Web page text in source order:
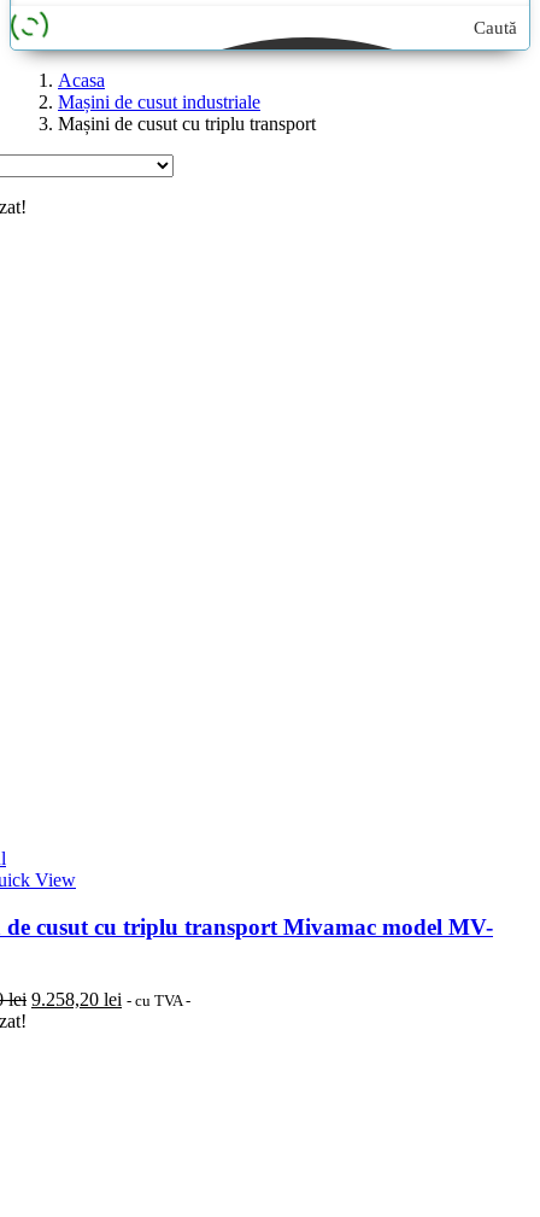
Caută
Acasa
Mașini de cusut industriale
Mașini de cusut cu triplu transport
View
de cusut cu triplu transport Mivamac model MV-
lei Prețul
9.258,20 lei Prețul
- cu TVA -